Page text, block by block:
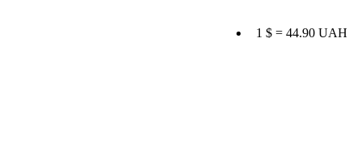
1 $ = 44.90 UAH